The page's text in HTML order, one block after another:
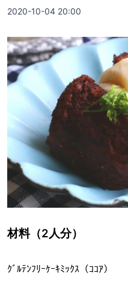
2020-10-04 20:00
材料（2人分）
ｸﾞﾙﾃﾝﾌﾘｰｹｰｷﾐｯｸｽ